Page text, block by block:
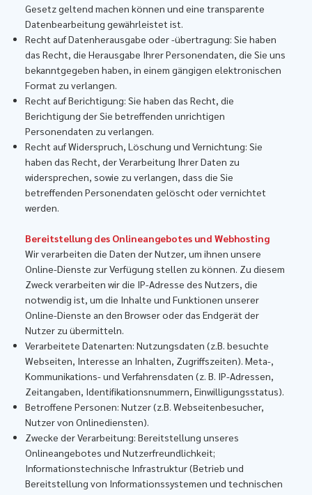
Gesetz geltend machen können und eine transparente
Datenbearbeitung gewährleistet ist.
Recht auf Datenherausgabe oder -übertragung: Sie haben
das Recht, die Herausgabe Ihrer Personendaten, die Sie uns
bekanntgegeben haben, in einem gängigen elektronischen
Format zu verlangen.
Recht auf Berichtigung: Sie haben das Recht, die
Berichtigung der Sie betreffenden unrichtigen
Personendaten zu verlangen.
Recht auf Widerspruch, Löschung und Vernichtung: Sie
haben das Recht, der Verarbeitung Ihrer Daten zu
widersprechen, sowie zu verlangen, dass die Sie
betreffenden Personendaten gelöscht oder vernichtet
werden.
Bereitstellung des Onlineangebotes und Webhosting
Wir verarbeiten die Daten der Nutzer, um ihnen unsere
Online-Dienste zur Verfügung stellen zu können. Zu diesem
Zweck verarbeiten wir die IP-Adresse des Nutzers, die
notwendig ist, um die Inhalte und Funktionen unserer
Online-Dienste an den Browser oder das Endgerät der
Nutzer zu übermitteln.
Verarbeitete Datenarten: Nutzungsdaten (z.B. besuchte
Webseiten, Interesse an Inhalten, Zugriffszeiten). Meta-,
Kommunikations- und Verfahrensdaten (z. B. IP-Adressen,
Zeitangaben, Identifikationsnummern, Einwilligungsstatus).
Betroffene Personen: Nutzer (z.B. Webseitenbesucher,
Nutzer von Onlinediensten).
Zwecke der Verarbeitung: Bereitstellung unseres
Onlineangebotes und Nutzerfreundlichkeit;
Informationstechnische Infrastruktur (Betrieb und
Bereitstellung von Informationssystemen und technischen